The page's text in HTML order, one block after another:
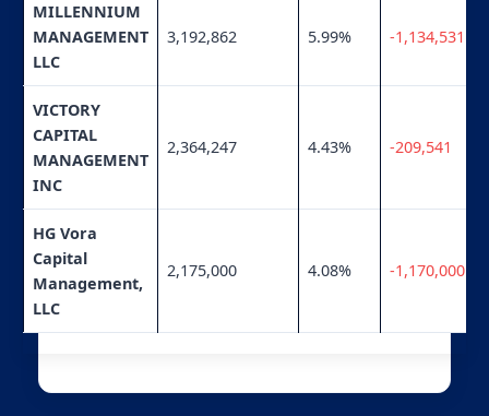
MILLENNIUM
MANAGEMENT
LLC
3,192,862 5.99% -1,134,531
VICTORY
CAPITAL
MANAGEMENT
INC
2,364,247 4.43% -209,541
HG Vora
Capital
Management,
LLC
2,175,000 4.08% -1,170,000